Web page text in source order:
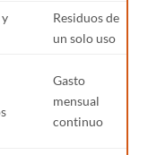
Residuos de
un solo uso
Gasto
mensual
continuo